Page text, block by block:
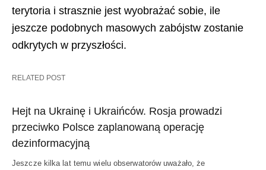
terytoria i strasznie jest wyobrażać sobie, ile
jeszcze podobnych masowych zabójstw zostanie
odkrytych w przyszłości.
RELATED POST
Hejt na Ukrainę i Ukraińców. Rosja prowadzi
przeciwko Polsce zaplanowaną operację
dezinformacyjną
Jeszcze kilka lat temu wielu obserwatorów uważało, że